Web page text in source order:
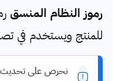
رموز النظام المنسق
للمنتج ويستخدم في
نحرص على تحديث